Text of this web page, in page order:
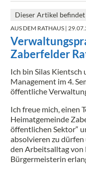
Dieser Artikel
AUS DEM RATHAUS |
Zaberfelder
Ich bin Silas
Management im 4.
öffentliche
Ich freue mich, einen
Heimatgemeinde
öffentlichen Sektor“
absolvieren zu
den Arbeitsalltag
Bürgermeisterin